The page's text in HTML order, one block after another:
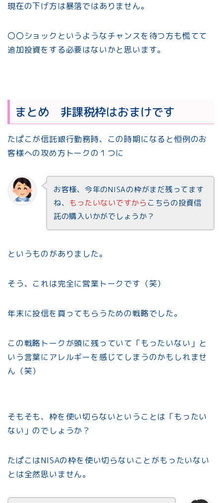
現在の下げ方は暴落ではありません。
〇〇ショックというようなチャンスを待つ方も慌てて
追加投資をする必要はないかと思います。
まとめ 非課税枠はおまけです
たぱこが信託銀行勤務時、この時期になると恒例のお
客様への攻め方トークの１つに
お客様、今年のNISAの枠がまだ残ってます
ね、 もったいないですから こちらの投資信
託の購入いかがでしょうか？
というものがありました。
そう、これは完全に営業トークです（笑）
年末に投信を買ってもらうための戦略でした。
この戦略トークが頭に残っていて「もったいない」と
いう言葉にアレルギーを感じてしまうのかもしれませ
ん（笑）
そもそも、枠を使い切らないということは「もったい
ない」のでしょうか？
たぱこはNISAの枠を使い切らないことがもったいない
とは全然思いません。